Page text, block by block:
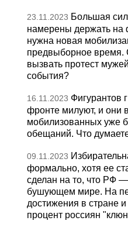
23.11.2023 Большая
намерены держать на
нужна новая
предвыборное время.
вызвать протест
события?
16.11.2023 Фигурантов
фронте милуют, и они
мобилизованных уже
обещаний. Что
09.11.2023
формально, хотя ее
сделан на то, что РФ —
бушующем мире. На
достижения в стране
процент россиян